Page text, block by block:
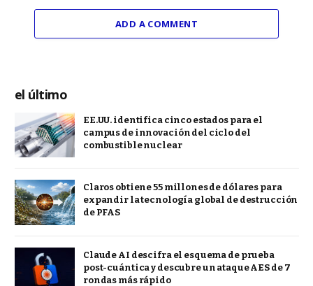
ADD A COMMENT
el último
EE.UU. identifica cinco estados para el
campus de innovación del ciclo del
combustible nuclear
Claros obtiene 55 millones de dólares para
expandir la tecnología global de destrucción
de PFAS
Claude AI descifra el esquema de prueba
post-cuántica y descubre un ataque AES de 7
rondas más rápido